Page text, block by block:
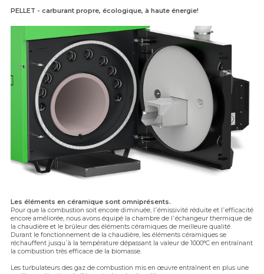
PELLET - carburant propre, écologique, à haute énergie!
Les éléments en céramique sont omniprésents.
Pour que la combustion soit encore diminuée, l᾿émissivité réduite et l᾿efficacité
encore améliorée, nous avons équipé la chambre de l᾿échangeur thermique de
la chaudière et le brûleur des éléments céramiques de meilleure qualité.
Durant le fonctionnement de la chaudière, les éléments céramiques se
réchauffent jusqu᾿à la température dépassant la valeur de 1000°C en entraînant
la combustion très efficace de la biomasse.
Les turbulateurs des gaz de combustion mis en œuvre entraînent en plus une